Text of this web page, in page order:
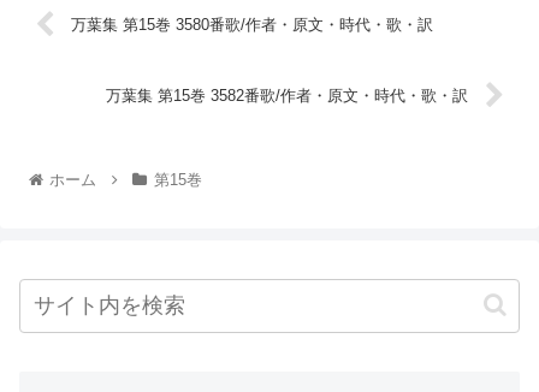
万葉集 第15巻 3580番歌/作者・原文・時代・歌・訳
万葉集 第15巻 3582番歌/作者・原文・時代・歌・訳
ホーム 第15巻